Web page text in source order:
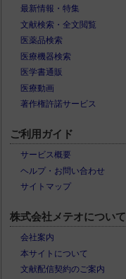
最新情報・特集
文献検索・全文閲覧
医薬品検索
医療機器検索
医学書通販
医療動画
著作権許諾サービス
ご利用ガイド
サービス概要
ヘルプ・お問い合わせ
サイトマップ
株式会社メテオについて
会社案内
本サイトについて
文献配信契約のご案内